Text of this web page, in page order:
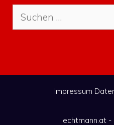
Suche
nach:
Impressum
echtmann.at